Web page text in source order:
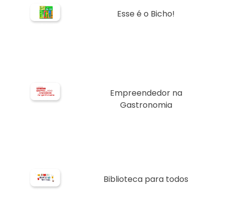
Esse é o Bicho!
Empreendedor na
Gastronomia
Biblioteca para todos